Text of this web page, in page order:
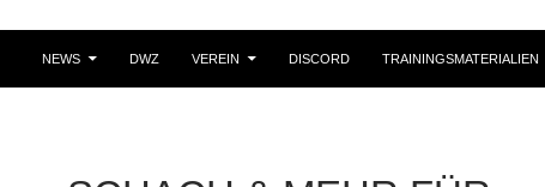
NEWS DWZ VEREIN DISCORD TRAININGSMATERIALIEN